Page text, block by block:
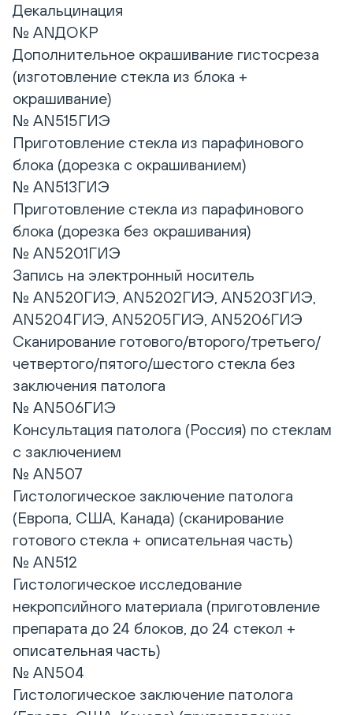
Декальцинация
№ ANДОКР
Дополнительное окрашивание гистосреза
(изготовление стекла из блока +
окрашивание)
№ AN515ГИЭ
Приготовление стекла из парафинового
блока (дорезка с окрашиванием)
№ AN513ГИЭ
Приготовление стекла из парафинового
блока (дорезка без окрашивания)
№ AN5201ГИЭ
Запись на электронный носитель
№ AN520ГИЭ, AN5202ГИЭ, AN5203ГИЭ,
AN5204ГИЭ, AN5205ГИЭ, AN5206ГИЭ
Сканирование готового/второго/третьего/
четвертого/пятого/шестого стекла без
заключения патолога
№ AN506ГИЭ
Консультация патолога (Россия) по стеклам
с заключением
№ AN507
Гистологическое заключение патолога
(Европа, США, Канада) (сканирование
готового стекла + описательная часть)
№ AN512
Гистологическое исследование
некропсийного материала (приготовление
препарата до 24 блоков, до 24 стекол +
описательная часть)
№ AN504
Гистологическое заключение патолога